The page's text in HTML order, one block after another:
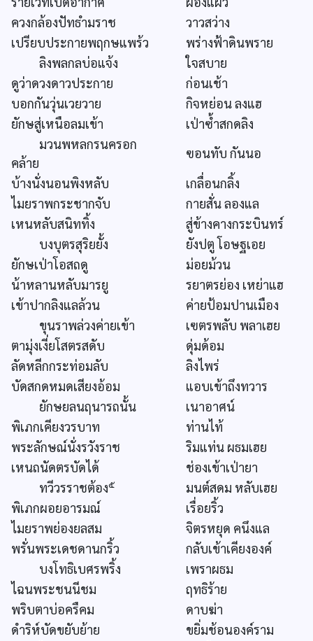
ควงกล้องปัทธำมราช
วาวสว่าง
เปรียบประกายพฤกษแพร้ว
พร่างฟ้าดินพราย
ลิงพลกลบ่อแจ้ง
ใจสบาย
ดูว่าดวงดาวประกาย
ก่อนเช้า
บอกกันวุ่นเวยวาย
กิจหย่อน ลงแฮ
ยักษสู่เหนือลมเข้า
เป่าซ้ำสกดลิง
มวนพหลกรนครอก
คล้าย
ฃอนทับ กันนอ
บ้างนั่งนอนพิงหลับ
เกลื่อนกลิ้ง
ไมยราพกระชากจับ
กายสั่น ลองแล
เหนหลับสนิททิ้ง
สู่ข้างคางกระบินทร์
บงบุตรสุริยยั้ง
ยังปตู โอษฐเอย
ยักษเป่าโอสถดู
ม่อยม้วน
น้าหลานหลับมารยู
รยาตรย่อง เหย่าแฮ
เข้าปากลิงแลล้วน
ค่ายป้อมปานเมือง
ขุนราพล่วงค่ายเข้า
เฃตรพลับ พลาเฮย
ตามุ่งเงี่ยโสตรสดับ
ดุ่มด้อม
ลัดหลีกกระท่อมลับ
ลิงไพร่
บัดสกดหมดเสียงอ้อม
แอบเข้าถึงทวาร
ยักษยลนฤนารถนั้น
เนาอาศน์
พิเภกเคียงวรบาท
ท่านไท้
พระลักษณ์นั่งรวังราช
ริมแท่น ผธมเฮย
เหนถนัดตรบัดได้
ช่องเข้าเป่ายา
ทวีวรราชต้อง๕
มนต์สดม หลับเฮย
พิเภกผอยอารมณ์
เรื่อยริ้ว
ไมยราพย่องยลสม
จิตรหยุด คนึงแล
พรั่นพระเดชดานกริ้ว
กลับเข้าเคียงองค์
บงโทธิเบศรพริ้ง
เพราผธม
ไฉนพระชนนีชม
ฤทธิร้าย
พริบตาบ่อครืคม
ดาบฆ่า
ดำริห์บัดขยับย้าย
ขยิ่มช้อนองค์ราม